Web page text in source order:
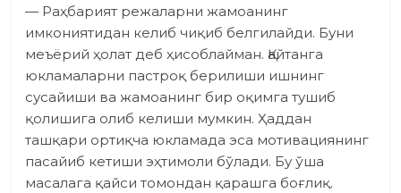
— Раҳбарият режаларни жамоа­нинг
имкониятидан келиб чиқиб белгилайди. Буни
меъёрий ҳолат деб ҳисоблайман. Қайтанга
юкламаларни пастроқ берилиши ишнинг
сусайиши ва жамоанинг бир оқимга тушиб
қолишига олиб келиши мумкин. Ҳаддан
ташқари ортиқча юкламада эса мотивация­нинг
пасайиб кетиши эҳтимоли бўлади. Бу ўша
масалага қайси томондан қарашга боғлиқ.